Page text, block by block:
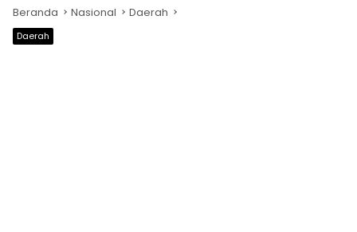
Beranda Nasional Daerah
Daerah